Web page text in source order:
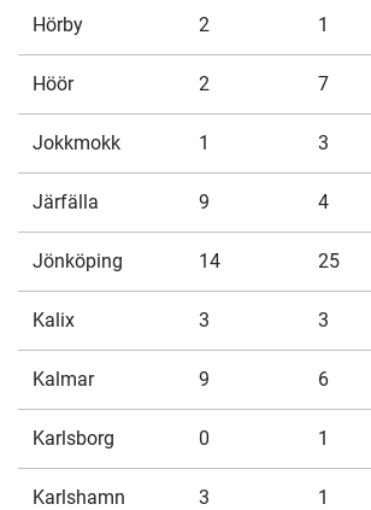
Hörby 2 1
Höör 2 7
Jokkmokk 1 3
Järfälla 9 4
Jönköping 14 25
Kalix 3 3
Kalmar 9 6
Karlsborg 0 1
Karlshamn 3 1